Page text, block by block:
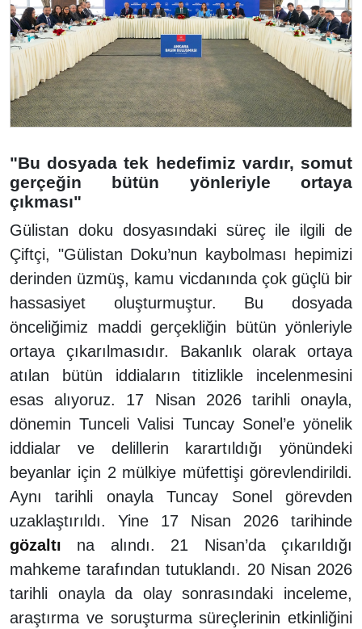
"Bu dosyada tek hedefimiz vardır, somut
gerçeğin bütün yönleriyle ortaya
çıkması"
Gülistan doku dosyasındaki süreç ile ilgili de
Çiftçi, "Gülistan Doku’nun kaybolması hepimizi
derinden üzmüş, kamu vicdanında çok güçlü bir
hassasiyet oluşturmuştur. Bu dosyada
önceliğimiz maddi gerçekliğin bütün yönleriyle
ortaya çıkarılmasıdır. Bakanlık olarak ortaya
atılan bütün iddiaların titizlikle incelenmesini
esas alıyoruz. 17 Nisan 2026 tarihli onayla,
dönemin Tunceli Valisi Tuncay Sonel’e yönelik
iddialar ve delillerin karartıldığı yönündeki
beyanlar için 2 mülkiye müfettişi görevlendirildi.
Aynı tarihli onayla Tuncay Sonel görevden
uzaklaştırıldı. Yine 17 Nisan 2026 tarihinde
gözaltı na alındı. 21 Nisan’da çıkarıldığı
mahkeme tarafından tutuklandı. 20 Nisan 2026
tarihli onayla da olay sonrasındaki inceleme,
araştırma ve soruşturma süreçlerinin etkinliğini